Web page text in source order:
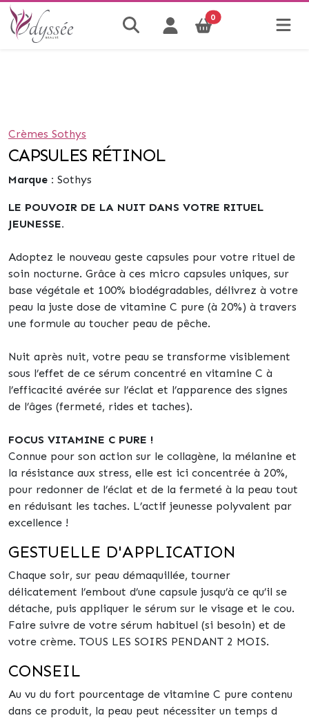
0
Crèmes Sothys
CAPSULES RÉTINOL
Marque : Sothys
LE POUVOIR DE LA NUIT DANS VOTRE RITUEL
JEUNESSE.
Adoptez le nouveau geste capsules pour votre rituel de
soin nocturne. Grâce à ces micro capsules uniques, sur
base végétale et 100% biodégradables, délivrez à votre
peau la juste dose de vitamine C pure (à 20%) à travers
une formule au toucher peau de pêche.
Nuit après nuit, votre peau se transforme visiblement
sous l’effet de ce sérum concentré en vitamine C à
l’efficacité avérée sur l’éclat et l’apparence des signes
de l’âges (fermeté, rides et taches).
FOCUS VITAMINE C PURE !
Connue pour son action sur le collagène, la mélanine et
la résistance aux stress, elle est ici concentrée à 20%,
pour redonner de l’éclat et de la fermeté à la peau tout
en réduisant les taches. L’actif jeunesse polyvalent par
excellence !
GESTUELLE D'APPLICATION
Chaque soir, sur peau démaquillée, tourner
délicatement l’embout d’une capsule jusqu’à ce qu’il se
détache, puis appliquer le sérum sur le visage et le cou.
Faire suivre de votre sérum habituel (si besoin) et de
votre crème. TOUS LES SOIRS PENDANT 2 MOIS.
CONSEIL
Au vu du fort pourcentage de vitamine C pure contenu
dans ce produit, la peau peut nécessiter un temps d